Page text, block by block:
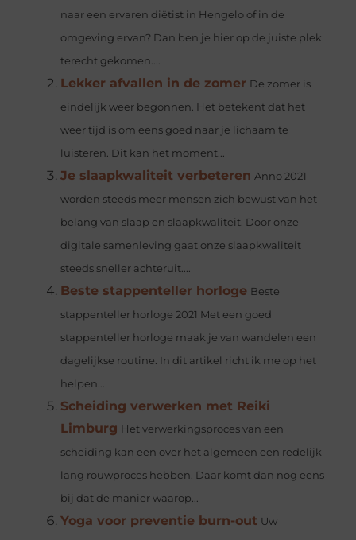
naar een ervaren diëtist in Hengelo of in de
omgeving ervan? Dan ben je hier op de juiste plek
terecht gekomen....
Lekker afvallen in de zomer De zomer is
eindelijk weer begonnen. Het betekent dat het
weer tijd is om eens goed naar je lichaam te
luisteren. Dit kan het moment...
Je slaapkwaliteit verbeteren Anno 2021
worden steeds meer mensen zich bewust van het
belang van slaap en slaapkwaliteit. Door onze
digitale samenleving gaat onze slaapkwaliteit
steeds sneller achteruit....
Beste stappenteller horloge Beste
stappenteller horloge 2021 Met een goed
stappenteller horloge maak je van wandelen een
dagelijkse routine. In dit artikel richt ik me op het
helpen...
Scheiding verwerken met Reiki
Limburg Het verwerkingsproces van een
scheiding kan een over het algemeen een redelijk
lang rouwproces hebben. Daar komt dan nog eens
bij dat de manier waarop...
Yoga voor preventie burn-out Uw